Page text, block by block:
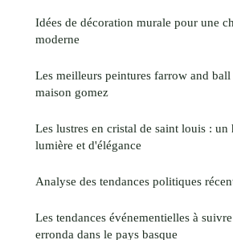
Idées de décoration murale pour une
moderne
Les meilleurs peintures farrow and ball
maison gomez
Les lustres en cristal de saint louis : un
lumière et d'élégance
Analyse des tendances politiques
Les tendances événementielles à
erronda dans le pays basque